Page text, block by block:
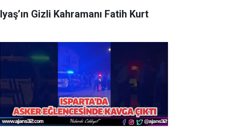
Iyaş’ın Gizli Kahramanı Fatih Kurt